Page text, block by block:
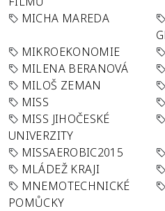
MICHA MAREDA
MIKROEKONOMIE
MILENA BERANOVÁ
MILOŠ ZEMAN
MISS
MISS JIHOČESKÉ
UNIVERZITY
MISSAEROBIC2015
MLÁDEŽ KRAJI
MNEMOTECHNICKÉ
POMŮCKY